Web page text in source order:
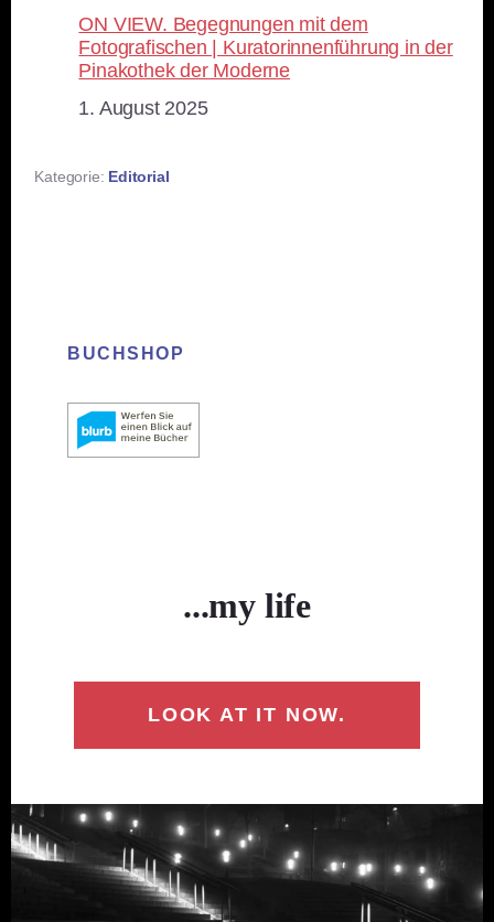
ON VIEW. Begegnungen mit dem
Fotografischen | Kuratorinnenführung in der
Pinakothek der Moderne
Datum
1. August 2025
Kategorie: Editorial
BUCHSHOP
...my life
LOOK AT IT NOW.